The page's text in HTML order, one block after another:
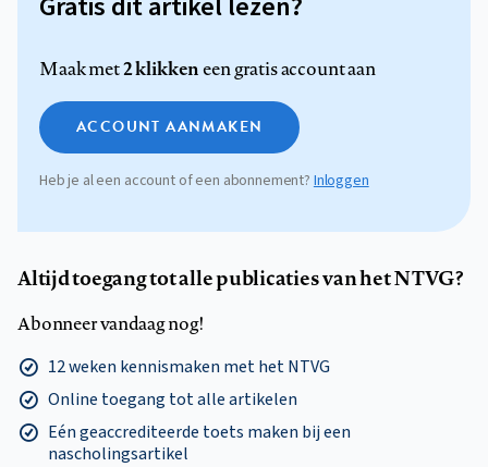
Maak met2 klikkeneen gratis account aan
ACCOUNT AANMAKEN
Heb je al een account of een abonnement? Inloggen
Altijd toegang tot alle publicaties van het NTVG?
Abonneer vandaag nog!
12 weken kennismaken met het NTVG
Online toegang tot alle artikelen
Eén geaccrediteerde toets maken bij een
nascholingsartikel